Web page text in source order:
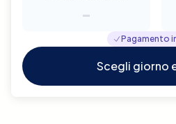
-
Pagamento
Scegli giorno